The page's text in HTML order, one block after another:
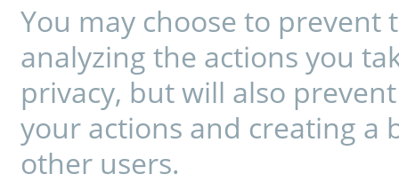
You may choose to
analyzing the actions you
privacy, but will also
your actions and creating a
other users.